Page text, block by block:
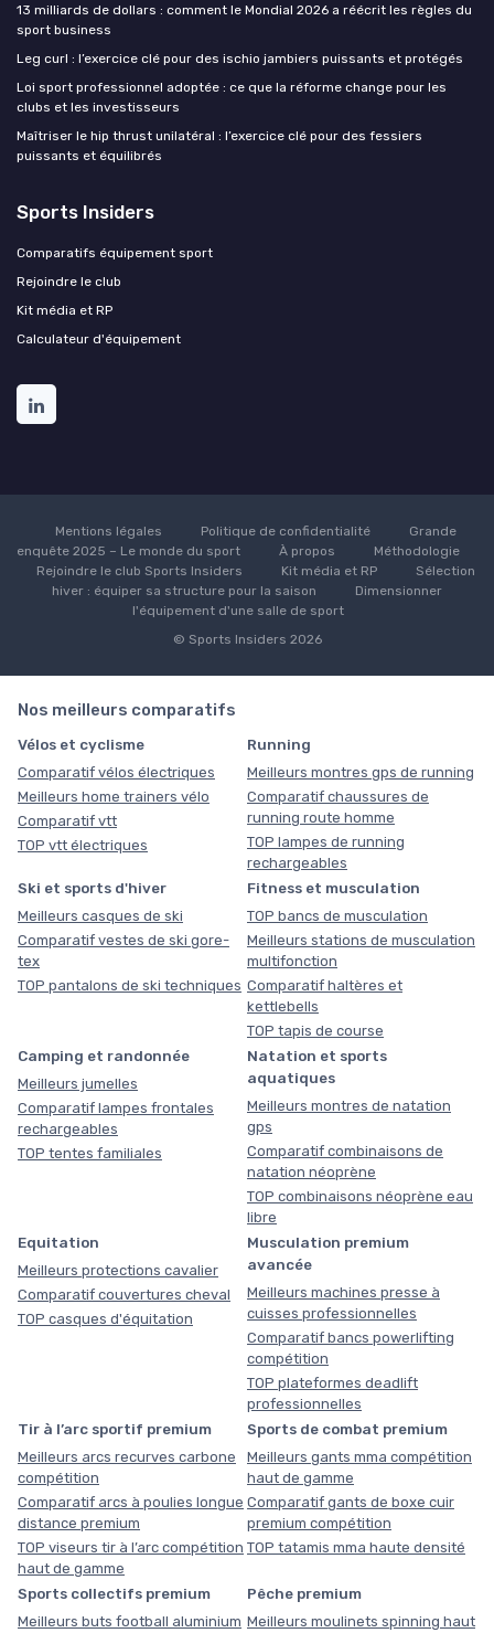
13 milliards de dollars : comment le Mondial 2026 a réécrit les règles du
sport business
Leg curl : l’exercice clé pour des ischio jambiers puissants et protégés
Loi sport professionnel adoptée : ce que la réforme change pour les
clubs et les investisseurs
Maîtriser le hip thrust unilatéral : l’exercice clé pour des fessiers
puissants et équilibrés
Sports Insiders
Comparatifs équipement sport
Rejoindre le club
Kit média et RP
Calculateur d'équipement
Mentions légales Politique de confidentialité
Grande
enquête 2025 – Le monde du sport
À propos
Méthodologie
Rejoindre le club Sports Insiders
Kit média et RP
Sélection
hiver : équiper sa structure pour la saison
Dimensionner
l'équipement d'une salle de sport
© Sports Insiders 2026
Nos meilleurs comparatifs
Vélos et cyclisme
Comparatif vélos électriques
Meilleurs home trainers vélo
Comparatif vtt
TOP vtt électriques
Running
Meilleurs montres gps de running
Comparatif chaussures de
running route homme
TOP lampes de running
rechargeables
Ski et sports d'hiver
Meilleurs casques de ski
Comparatif vestes de ski gore-
tex
TOP pantalons de ski techniques
Fitness et musculation
TOP bancs de musculation
Meilleurs stations de musculation
multifonction
Comparatif haltères et
kettlebells
TOP tapis de course
Camping et randonnée
Meilleurs jumelles
Comparatif lampes frontales
rechargeables
TOP tentes familiales
Natation et sports
aquatiques
Meilleurs montres de natation
gps
Comparatif combinaisons de
natation néoprène
TOP combinaisons néoprène eau
libre
Equitation
Meilleurs protections cavalier
Comparatif couvertures cheval
TOP casques d'équitation
Musculation premium
avancée
Meilleurs machines presse à
cuisses professionnelles
Comparatif bancs powerlifting
compétition
TOP plateformes deadlift
professionnelles
Tir à l’arc sportif premium
Meilleurs arcs recurves carbone
compétition
Comparatif arcs à poulies longue
distance premium
TOP viseurs tir à l’arc compétition
haut de gamme
Sports de combat premium
Meilleurs gants mma compétition
haut de gamme
Comparatif gants de boxe cuir
premium compétition
TOP tatamis mma haute densité
Sports collectifs premium
Meilleurs buts football aluminium
Pêche premium
Meilleurs moulinets spinning haut